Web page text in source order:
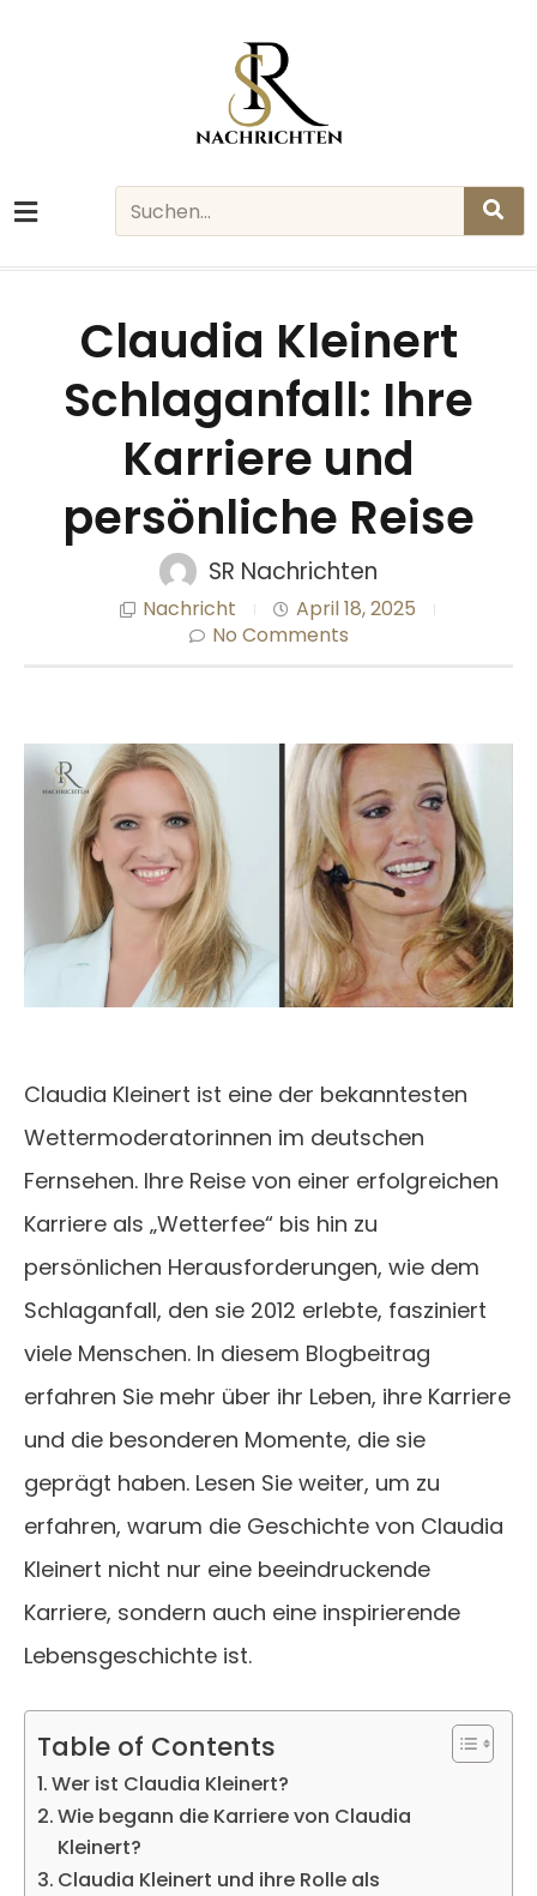
Claudia Kleinert
Schlaganfall: Ihre
Karriere und
persönliche Reise
SR Nachrichten
Nachricht
April 18, 2025
No Comments
Claudia Kleinert ist eine der bekanntesten
Wettermoderatorinnen im deutschen
Fernsehen. Ihre Reise von einer erfolgreichen
Karriere als „Wetterfee“ bis hin zu
persönlichen Herausforderungen, wie dem
Schlaganfall, den sie 2012 erlebte, fasziniert
viele Menschen. In diesem Blogbeitrag
erfahren Sie mehr über ihr Leben, ihre Karriere
und die besonderen Momente, die sie
geprägt haben. Lesen Sie weiter, um zu
erfahren, warum die Geschichte von Claudia
Kleinert nicht nur eine beeindruckende
Karriere, sondern auch eine inspirierende
Lebensgeschichte ist.
Table of Contents
Wer ist Claudia Kleinert?
Wie begann die Karriere von Claudia
Kleinert?
Claudia Kleinert und ihre Rolle als